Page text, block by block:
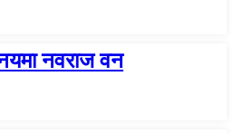
नवराज वन